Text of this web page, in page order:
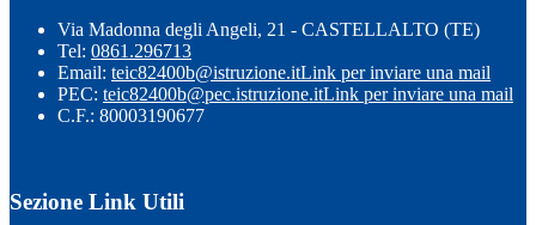
Via Madonna degli Angeli, 21 - CASTELLALTO (TE)
Tel: 0861.296713
Email: teic82400b@istruzione.itLink per inviare una mail
PEC: teic82400b@pec.istruzione.itLink per inviare una mail
C.F.: 80003190677
Sezione Link Utili